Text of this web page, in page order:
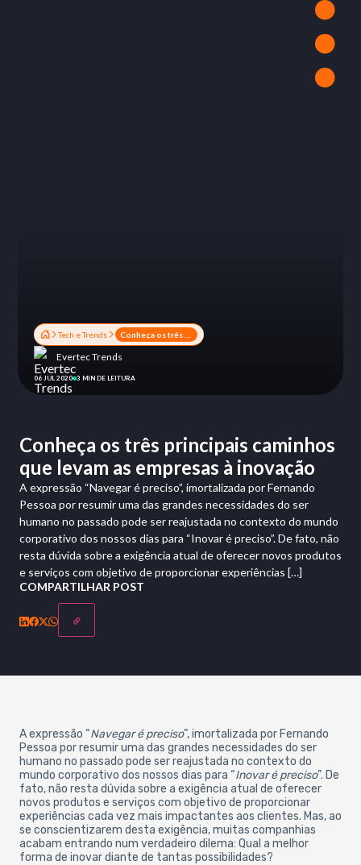
Tech e Trends
Evertec Trends
06 JUL 2020 3 MIN DE LEITURA
Conheça os três principais caminhos
que levam as empresas à inovação
A expressão “Navegar é preciso”, imortalizada por Fernando
Pessoa por resumir uma das grandes necessidades do ser
humano no passado pode ser reajustada no contexto do mundo
corporativo dos nossos dias para “Inovar é preciso”. De fato, não
resta dúvida sobre a exigência atual de oferecer novos produtos
e serviços com objetivo de proporcionar experiências […]
COMPARTILHAR POST
A expressão “Navegar é preciso”, imortalizada por Fernando
Pessoa por resumir uma das grandes necessidades do ser
humano no passado pode ser reajustada no contexto do
mundo corporativo dos nossos dias para “Inovar é preciso”. De
fato, não resta dúvida sobre a exigência atual de oferecer
novos produtos e serviços com objetivo de proporcionar
experiências cada vez mais impactantes aos clientes. Mas, ao
se conscientizarem desta exigência, muitas companhias
acabam entrando num verdadeiro dilema: Qual a melhor
forma de inovar diante de tantas possibilidades?